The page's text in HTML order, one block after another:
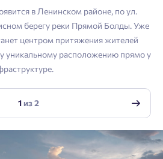
информационную рассылку
Отправить
в Ленинском районе, по ул.
берегу реки Прямой Болды. Уже
центром притяжения жителей
уникальному расположению прямо у
1из2
Отправить
Войти
чтобы войти или
номер .
00:58.
Отправить